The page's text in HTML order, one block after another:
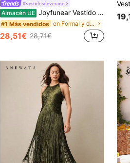
#vestidosdeverano
Almacén UE Joyfunear Vestido con cuello asimétrico, fruncido y bajo con volantes, elegante para baile de graduación, semi formal, invitado de boda, para cumpleaños, graduación, fiesta de bienvenida, primavera y otoño
#1 Más vendidos en Formal y de noche Vestidos De Fiesta De Mujer
28,51€ 28,71€